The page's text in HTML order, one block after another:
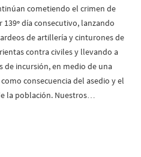
cometiendo el crimen de
139º día consecutivo, lanzando
de artillería y cinturones de
contra civiles y llevando a
de incursión, en medio de una
consecuencia del asedio y el
la población. Nuestros…